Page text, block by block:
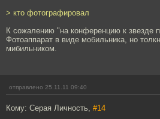
> кто фотографировал
К сожалению "на конференцию к звезде
Фотоаппарат в виде мобильника, но
мибильником.
отправлено 25.11.11 09:40
Кому: Серая Личность, #14